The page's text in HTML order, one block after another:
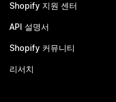
Shopify 지원 센터
API 설명서
Shopify 커뮤니티
리서치